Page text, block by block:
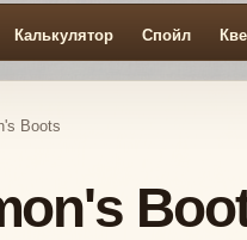
Калькулятор Спойл
Boots